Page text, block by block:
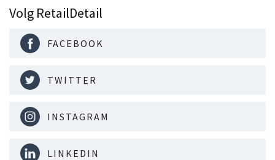
Volg RetailDetail
FACEBOOK
TWITTER
INSTAGRAM
LINKEDIN